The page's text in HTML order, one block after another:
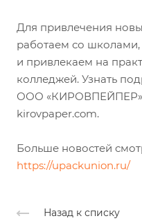
Для привлечения
работаем со
и привлекаем на
колледжей. Узнать
ООО «КИРОВПЕЙПЕР»
kirovpaper.com.
Больше новостей
https://upackunion.ru/
Назад к списку